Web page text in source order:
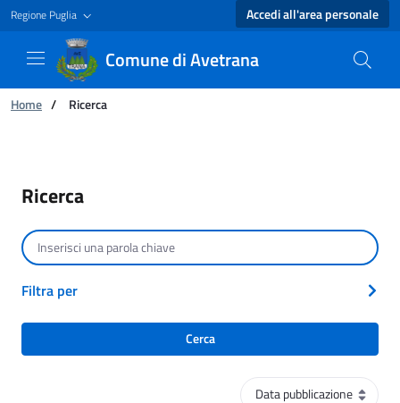
Regione Puglia Accedi all'area personale
Comune di Avetrana
Ti trovi in:
Home / Ricerca
Ricerca
Ordinamento
Cerca per testo
Filtra per
Cerca